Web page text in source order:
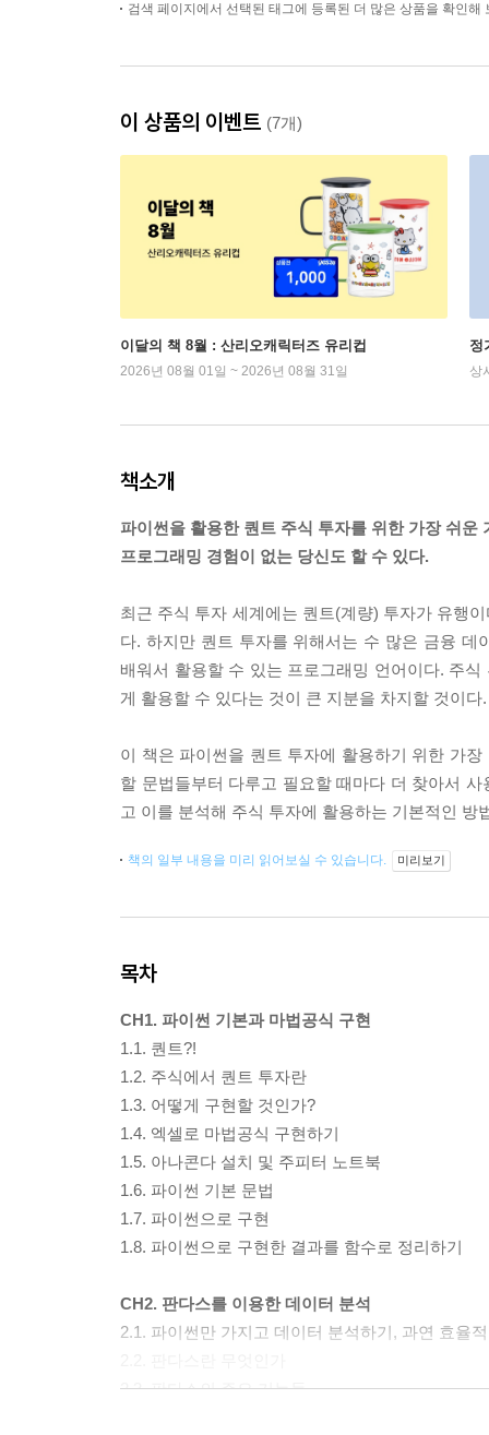
검색 페이지에서 선택된 태그에 등록된 더 많은 상품을 확인해
이 상품의 이벤트 (7개)
이달의 책 8월 : 산리오캐릭터즈 유리컵
2026년 08월 01일 ~ 2026년 08월 31일
정
상
책소개
파이썬을 활용한 퀀트 주식 투자를 위한 가장 쉬운
프로그래밍 경험이 없는 당신도 할 수 있다.
최근 주식 투자 세계에는 퀀트(계량) 투자가 유행
다. 하지만 퀀트 투자를 위해서는 수 많은 금융
배워서 활용할 수 있는 프로그래밍 언어이다. 주
게 활용할 수 있다는 것이 큰 지분을 차지할 것이다.
이 책은 파이썬을 퀀트 투자에 활용하기 위한 가
할 문법들부터 다루고 필요할 때마다 더 찾아서
고 이를 분석해 주식 투자에 활용하는 기본적인
책의 일부 내용을 미리 읽어보실 수 있습니다. 미리보기
목차
CH1. 파이썬 기본과 마법공식 구현
1.1. 퀀트?!
1.2. 주식에서 퀀트 투자란
1.3. 어떻게 구현할 것인가?
1.4. 엑셀로 마법공식 구현하기
1.5. 아나콘다 설치 및 주피터 노트북
1.6. 파이썬 기본 문법
1.7. 파이썬으로 구현
1.8. 파이썬으로 구현한 결과를 함수로 정리하기
CH2. 판다스를 이용한 데이터 분석
2.1. 파이썬만 가지고 데이터 분석하기, 과연 효율
2.3. 판다스의 주요 기능들